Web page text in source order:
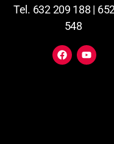
Tel. 632 209 188 |
548